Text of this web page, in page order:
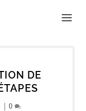
DE
|0